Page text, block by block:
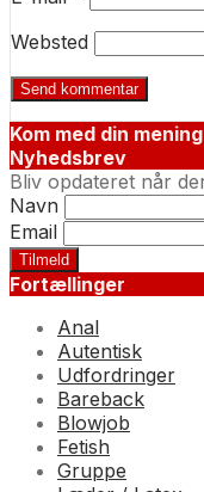
Websted
Kom med din mening
Nyhedsbrev
Bliv opdateret når
Navn
Email
Fortællinger
Anal
Autentisk
Udfordringer
Bareback
Blowjob
Fetish
Gruppe